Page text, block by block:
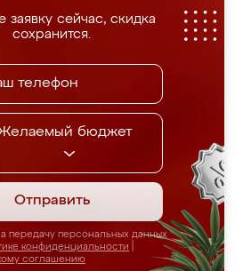
заявку сейчас, скидка
сохранится.
бюджет
Отправить
передачу персональных данных
конфиденциальности
соглашению